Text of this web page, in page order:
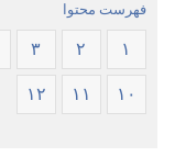
فهرست محتوا
۱ ۲ ۳
۱۰ ۱۱ ۱۲